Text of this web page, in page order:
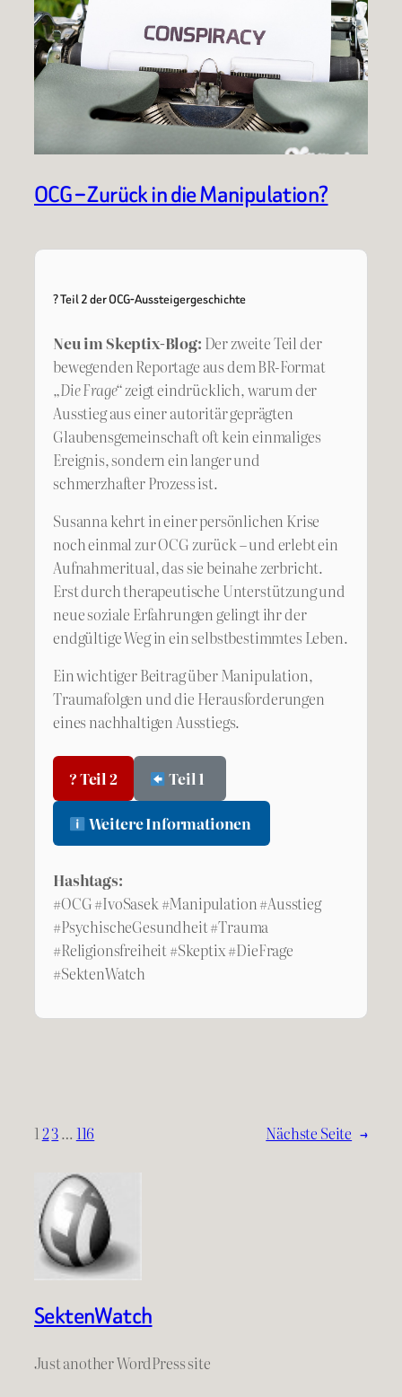
OCG – Zurück in die Manipulation?
? Teil 2 der OCG-Aussteigergeschichte
Neu im Skeptix-Blog: Der zweite Teil der
bewegenden Reportage aus dem BR-Format
„Die Frage“zeigt eindrücklich, warum der
Ausstieg aus einer autoritär geprägten
Glaubensgemeinschaft oft kein einmaliges
Ereignis, sondern ein langer und
schmerzhafter Prozess ist.
Susanna kehrt in einer persönlichen Krise
noch einmal zur OCG zurück – und erlebt ein
Aufnahmeritual, das sie beinahe zerbricht.
Erst durch therapeutische Unterstützung und
neue soziale Erfahrungen gelingt ihr der
endgültige Weg in ein selbstbestimmtes Leben.
Ein wichtiger Beitrag über Manipulation,
Traumafolgen und die Herausforderungen
eines nachhaltigen Ausstiegs.
? Teil 2 Teil 1
Weitere Informationen
Hashtags:
#OCG #IvoSasek #Manipulation #Ausstieg
#PsychischeGesundheit #Trauma
#Religionsfreiheit #Skeptix #DieFrage
#SektenWatch
1 23… 116 Nächste Seite →
SektenWatch
Just another WordPress site